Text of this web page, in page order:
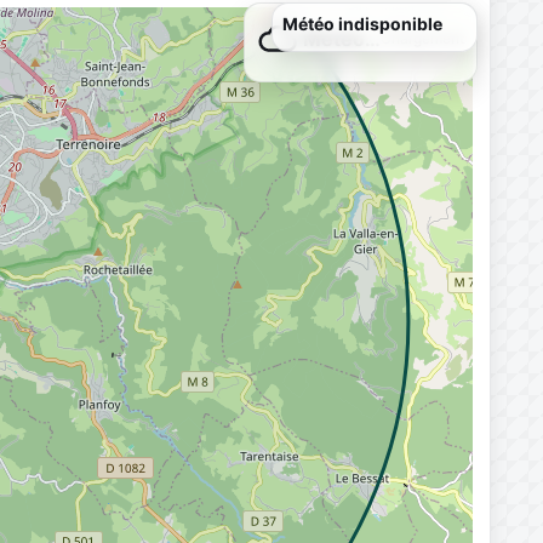
Météo…Chargement